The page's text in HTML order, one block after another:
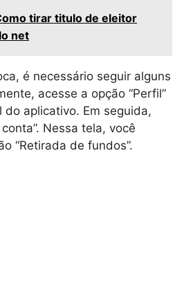
tirar titulo de eleitor
net
é necessário seguir alguns
acesse a opção “Perfil”
do aplicativo. Em seguida,
Nessa tela, você
“Retirada de fundos”.